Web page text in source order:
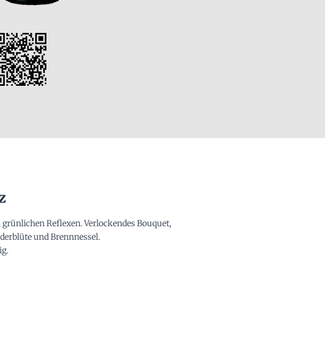
Reflexen. Verlockendes Bouquet,
und Brennnessel.